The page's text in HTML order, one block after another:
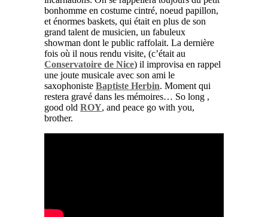
bonhomme en costume cintré, noeud papillon,
et énormes baskets, qui était en plus de son
grand talent de musicien, un fabuleux
showman dont le public raffolait. La dernière
fois où il nous rendu visite, (c’était au
Conservatoire de Nice) il improvisa en rappel
une joute musicale avec son ami le
saxophoniste Baptiste Herbin. Moment qui
restera gravé dans les mémoires… So long ,
good old ROY, and peace go with you,
brother.